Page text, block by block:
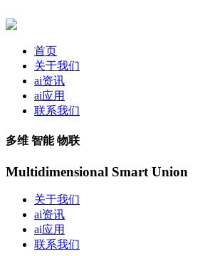
首页
关于我们
ai资讯
ai应用
联系我们
多维 智能 物联
Multidimensional Smart Union
关于我们
ai资讯
ai应用
联系我们